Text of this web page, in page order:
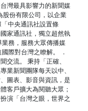
灣最具影響力的新聞媒
股份有限公司，以企業
中央通訊社設置條
家通訊社，獨立超然執
務，服務大眾傳播媒
際對台灣之瞭解。 ．
交流。 秉持「正確、
業新聞團隊每天以中、
圖表、影音與資訊，是
客戶擴大為閱聽大眾；
演「台灣之眼，世界之